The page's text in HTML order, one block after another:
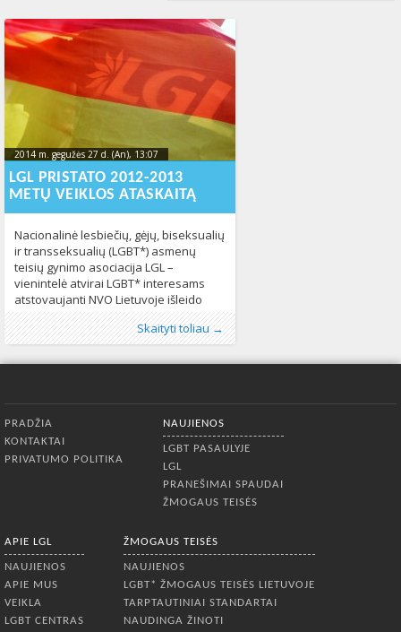
2014 m. gegužės 27 d. (An), 13:07
2014-06-
30T15:18:22+00:00
LGL PRISTATO 2012-2013
METŲ VEIKLOS ATASKAITĄ
Nacionalinė lesbiečių, gėjų, biseksualių
ir transseksualių (LGBT*) asmenų
teisių gynimo asociacija LGL –
vienintelė atvirai LGBT* interesams
atstovaujanti NVO Lietuvoje išleido
2012 – 2013 metų veiklos ataskaitą,
kurią galite parsisiųsti čia. Šiuo leidiniu
kviečiame visus susipažinti su
organizacijos įgyvendintais projektais,
finansiniais rodikliais. Savo veiklą
pradėjusi
Skaityti toliau →
Publikavo:Aliona, LGL
Kategorijos:Kultūra,LGL,Lietuvoje,
Naujienos,Pranešimai spaudai,Žmogaus
Žymos:LGBT,lgbt teises,LGL,projektai,
veikla,veikloas ataskaita630
PRADŽIA
KONTAKTAI
PRIVATUMO POLITIKA
NAUJIENOS
LGBT PASAULYJE
LGL
PRANEŠIMAI SPAUDAI
ŽMOGAUS TEISĖS
APIE LGL
NAUJIENOS
APIE MUS
VEIKLA
LGBT CENTRAS
ŽMOGAUS TEISĖS
NAUJIENOS
LGBT* ŽMOGAUS TEISĖS LIETUVOJE
TARPTAUTINIAI STANDARTAI
NAUDINGA ŽINOTI